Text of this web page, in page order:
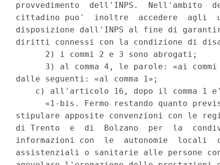
provvedimento  dell'INPS.
cittadino puo'  inoltre  accedere  agli
disposizione dall'INPS al fine di
diritti connessi con la condizione di
      2) i commi 2 e 3 sono abrogati;
3) al comma 4, le parole: «ai
dalle seguenti: «al comma 1»;
c) all'articolo 16, dopo il comma 1
«1-bis. Fermo restando quanto
stipulare apposite convenzioni con le
di Trento  e  di  Bolzano  per  la
informazioni con  le  autonomie  locali
assistenziali o sanitarie alle persone